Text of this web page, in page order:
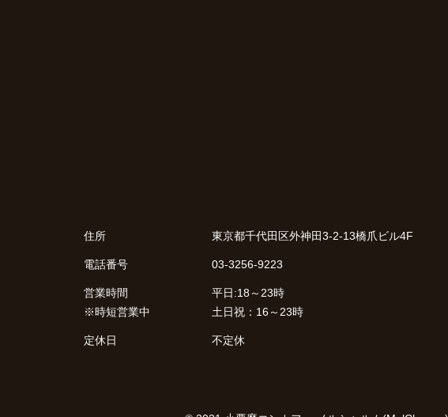
住所 東京都千代田区外神田3-2-13橋爪ビル4F
電話番号 03-3256-9223
営業時間
※時短営業中
平日:18～23時
土日祝：16～23時
定休日 不定休